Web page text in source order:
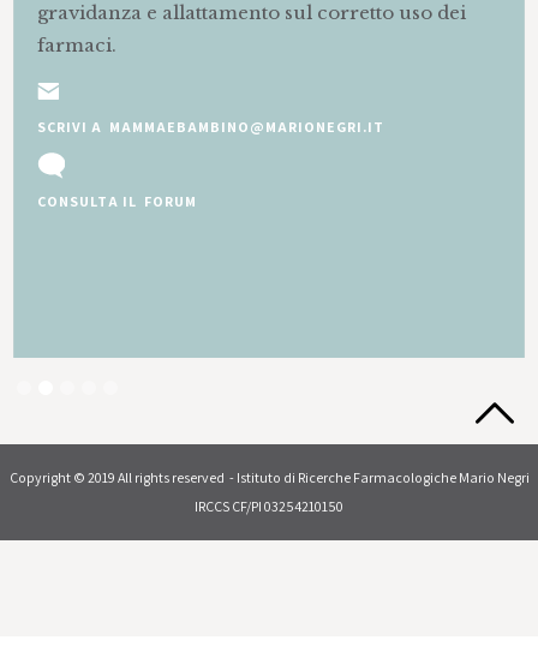
gravidanza e allattamento sul corretto uso dei
farmaci.
SCRIVI A MAMMAEBAMBINO@MARIONEGRI.IT
CONSULTA IL FORUM
Copyright © 2019 All rights reserved - Istituto di Ricerche Farmacologiche Mario Negri
IRCCS CF/PI 03254210150